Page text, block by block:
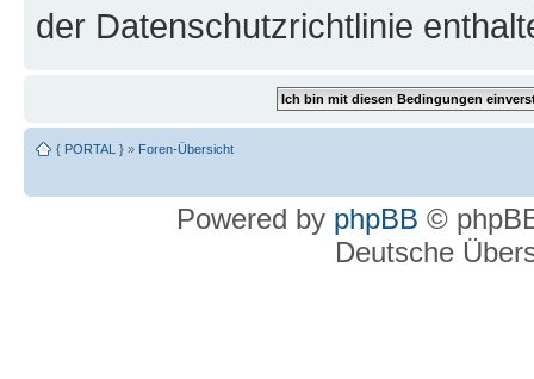
der Datenschutzrichtlinie
{ PORTAL } » Foren-Übersicht
Powered by phpBB ©
Deutsche